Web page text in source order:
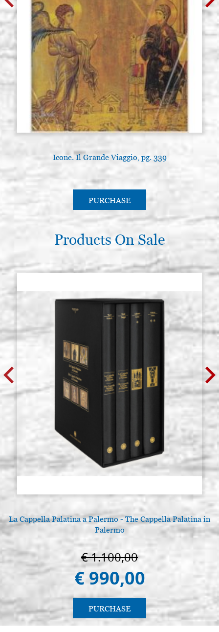
Icone. Il Grande Viaggio, pg. 339
PURCHASE
Products On Sale
La Cappella Palatina a Palermo - The Cappella Palatina in
Palermo
€ 1.100,00
€ 990,00
PURCHASE